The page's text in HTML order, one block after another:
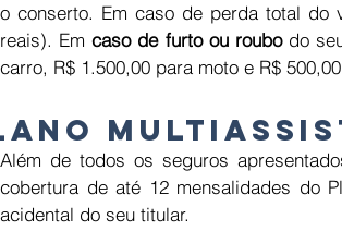
o conserto. Em caso de perda total do
reais). Em caso de furto ou roubo do
carro, R$ 1.500,00 para moto e R$
Além de todos os seguros
cobertura de até 12 mensalidades do
acidental do seu titular.